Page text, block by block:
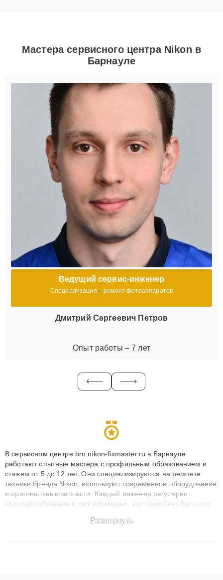
Мастера сервисного центра Nikon в
Барнауле
Ведущий сервис-инженер
Специализация – ремонт фотоаппаратов
Дмитрий Сергеевич Петров
Опыт работы – 7 лет
В сервисном центре brn.nikon-fixmaster.ru в Барнауле
работают опытные мастера с профильным образованием и
стажем от 5 до 12 лет. Они специализируются на ремонте
техники бренда Nikon, используют современное оборудование
и оригинальные запчасти. Каждый инженер регулярно
проходит обучение и сертификацию, что позволяет быстро и
сохранением гарантии до 3 лет. Наши мастера решают
Развернуть